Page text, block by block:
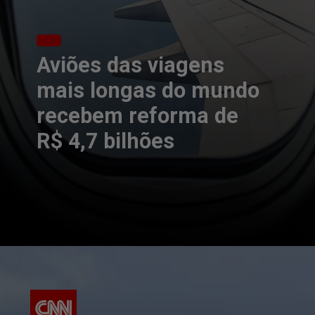
Aviões das viagens
mais longas do mundo
recebem reforma de
R$ 4,7 bilhões